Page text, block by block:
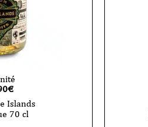
€
Islands
70 cl